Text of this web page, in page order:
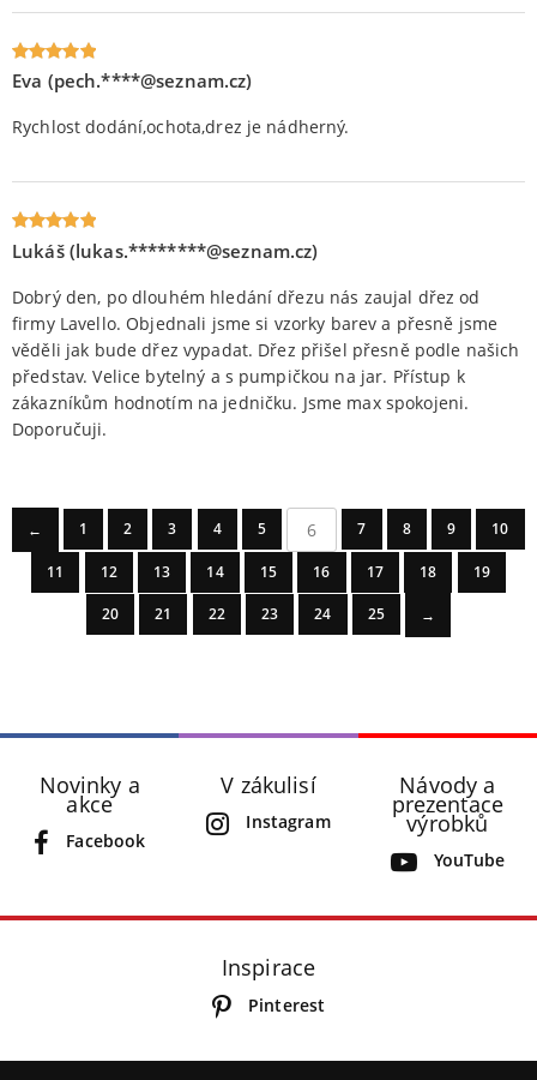
Oceniony
Eva (pech.****@seznam.cz)
Rychlost dodání,ochota,drez je nádherný.
Oceniony
Lukáš (lukas.********@seznam.cz)
Dobrý den, po dlouhém hledání dřezu nás zaujal dřez od
firmy Lavello. Objednali jsme si vzorky barev a přesně jsme
věděli jak bude dřez vypadat. Dřez přišel přesně podle našich
představ. Velice bytelný a s pumpičkou na jar. Přístup k
zákazníkům hodnotím na jedničku. Jsme max spokojeni.
Doporučuji.
← 1 2 3 4 5 6 7 8 9 10
11 12 13 14 15 16 17 18 19
20 21 22 23 24 25 →
Novinky a
akce
Facebook
V zákulisí
Instagram
Návody a
prezentace
výrobků
YouTube
Inspirace
Pinterest